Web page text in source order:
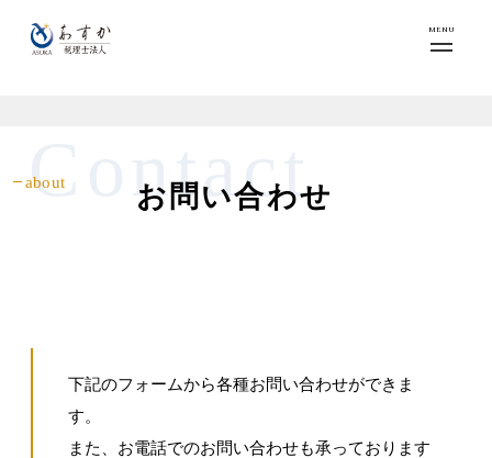
MENU
about
Contact
お問い合わせ
下記のフォームから各種お問い合わせができま
す。
また、お電話でのお問い合わせも承っております